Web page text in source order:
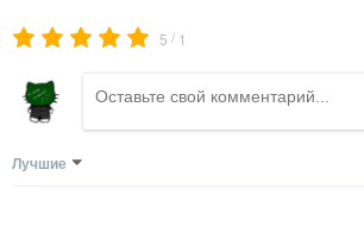
5 / 1
Лучшие